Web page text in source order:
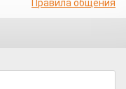
Правила общения